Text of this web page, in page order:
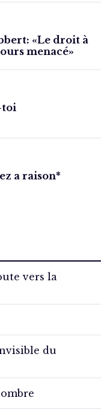
«Le droit à
menacé»
toi
a raison*
vers la
du